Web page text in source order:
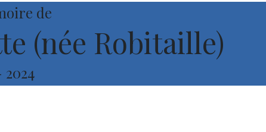
de
(née Robitaille)
2024